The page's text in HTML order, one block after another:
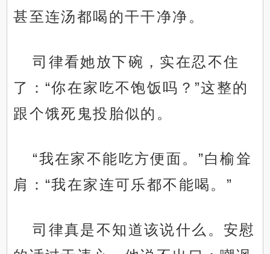
甚至连汤都喝的干干净净。
司律看她放下碗，实在忍不住
了：“你在家吃不饱饭吗？”这整的
跟个饿死鬼投胎似的。
“我在家不能吃方便面。”白榆耸
肩：“我在家连可乐都不能喝。”
司律真是不知道该说什么。安慰